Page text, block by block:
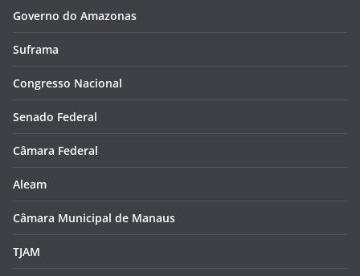
Governo do Amazonas
Suframa
Congresso Nacional
Senado Federal
Câmara Federal
Aleam
Câmara Municipal de Manaus
TJAM